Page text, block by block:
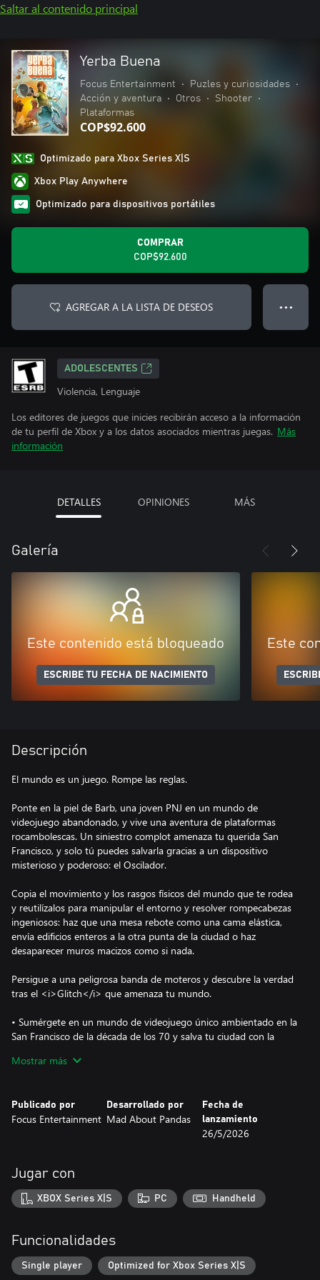
Saltar al contenido principal
Yerba Buena
Focus Entertainment • Puzles y curiosidades
•
Acción y aventura
• Otros • Shooter
•
Plataformas
COP$92.600
Optimizado para Xbox Series X|S
Xbox Play Anywhere
Optimizado para dispositivos portátiles
COMPRAR
COP$92.600
AGREGAR A LA LISTA DE DESEOS ● ● ●
ADOLESCENTES
Violencia, Lenguaje
Los editores de juegos que inicies recibirán acceso a la información
de tu perfil de Xbox y a los datos asociados mientras juegas. Más
información
DETALLES OPINIONES MÁS
Galería
Este contenido está bloqueado
ESCRIBE TU FECHA DE NACIMIENTO
Este
Descripción
El mundo es un juego. Rompe las reglas.
Ponte en la piel de Barb, una joven PNJ en un mundo de
videojuego abandonado, y vive una aventura de plataformas
rocambolescas. Un siniestro complot amenaza tu querida San
Francisco, y solo tú puedes salvarla gracias a un dispositivo
misterioso y poderoso: el Oscilador.
Copia el movimiento y los rasgos físicos del mundo que te rodea
y reutilízalos para manipular el entorno y resolver rompecabezas
ingeniosos: haz que una mesa rebote como una cama elástica,
envía edificios enteros a la otra punta de la ciudad o haz
desaparecer muros macizos como si nada.
Persigue a una peligrosa banda de moteros y descubre la verdad
tras el <i>Glitch</i> que amenaza tu mundo.
• Sumérgete en un mundo de videojuego único ambientado en la
San Francisco de la década de los 70 y salva tu ciudad con la
• Domina una mecánica de «copia y pega» rompedora que te
• Desbloquea nuevas características del Oscilador sobre la
marcha y combínalas para resolver los rompecabezas intrincados
amenaza tu ciudad y conviértete en la protagonista de tu propia
historia.
Mostrar más
Publicado por
Focus Entertainment
Desarrollado por
Mad About Pandas
Fecha de
lanzamiento
26/5/2026
Jugar con
XBOX Series X|S PC Handheld
Funcionalidades
Single player Optimized for Xbox Series X|S